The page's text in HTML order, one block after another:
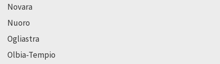
Novara
Nuoro
Ogliastra
Olbia-Tempio